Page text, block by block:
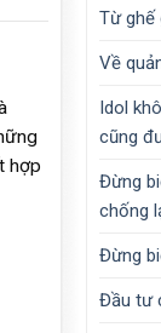
hợp
Từ ghế
Về
Idol
cũng
Đừng
chống
Đừng
Đầu tư